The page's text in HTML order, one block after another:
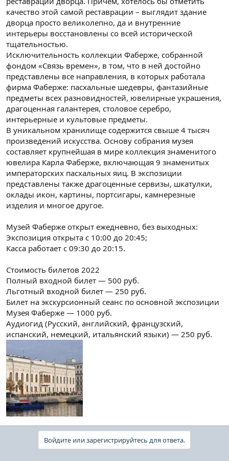
качество этой самой реставрации – выглядит здание
дворца просто великолепно, да и внутренние
интерьеры восстановлены со всей исторической
тщательностью.
Исключительность коллекции Фаберже, собранной
фондом «Связь времен», в том, что в ней достойно
представлены все направления, в которых работала
фирма Фаберже: пасхальные шедевры, фантазийные
предметы всех разновидностей, ювелирные украшения,
драгоценная галантерея, столовое серебро,
интерьерные и культовые предметы.
В уникальном хранилище содержится свыше 4 тысяч
произведений искусства. Основу собрания музея
составляет крупнейшая в мире коллекция знаменитого
ювелира Карла Фаберже, включающая 9 знаменитых
императорских пасхальных яиц. В экспозиции
представлены также драгоценные сервизы, шкатулки,
оклады икон, картины, портсигары, камнерезные
изделия и многое другое.
Музей Фаберже открыт ежедневно, без выходных:
Экспозиция открыта с 10:00 до 20:45;
Касса работает с 09:30 до 20:15.
Стоимость билетов 2022
Полный входной билет — 500 руб.
Льготный входной билет — 250 руб.
Билет на экскурсионный сеанс по основной экспозиции
Музея Фаберже — 1000 руб.
Аудиогид (Русский, английский, французский,
испанский, немецкий, итальянский языки) — 250 руб.
Войдите или зарегистрируйтесь для ответа.